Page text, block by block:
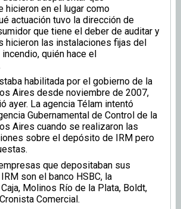
hicieron en el lugar como
actuación tuvo la dirección de
que tiene el deber de auditar y
hicieron las instalaciones fijas del
quién hace el
habilitada por el gobierno de la
Aires desde noviembre de 2007,
ayer. La agencia Télam intentó
Gubernamental de Control de la
Aires cuando se realizaron las
sobre el depósito de IRM pero
que depositaban sus
son el banco HSBC, la
Molinos Río de la Plata, Boldt,
Comercial.